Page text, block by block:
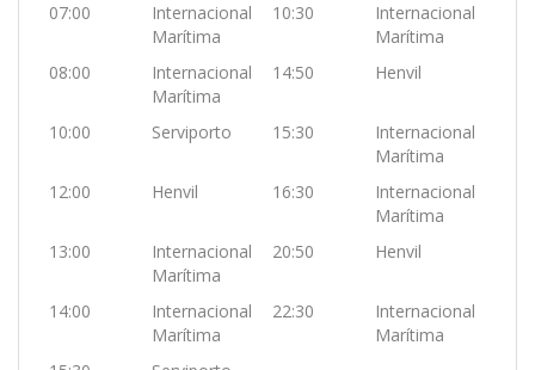
07:00
Internacional
Marítima
10:30
Internacional
Marítima
08:00
Internacional
Marítima
14:50 Henvil
10:00 Serviporto 15:30
Internacional
Marítima
12:00
Henvil 16:30
Internacional
Marítima
13:00
Internacional
Marítima
20:50 Henvil
14:00
Internacional
Marítima
22:30
Internacional
Marítima